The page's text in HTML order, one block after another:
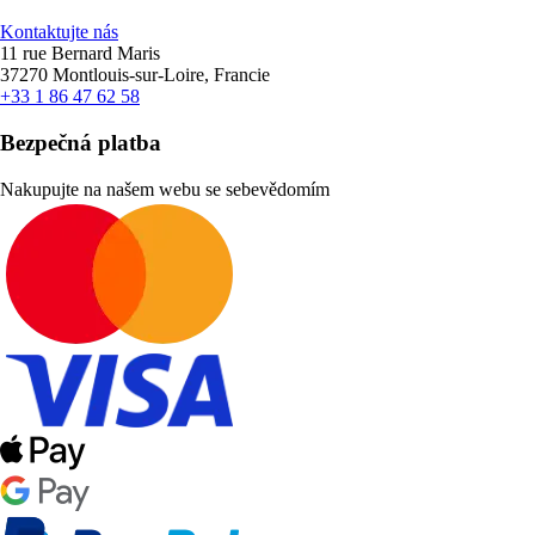
Kontaktujte nás
11 rue Bernard Maris
37270 Montlouis-sur-Loire, Francie
+33 1 86 47 62 58
Bezpečná platba
Nakupujte na našem webu se sebevědomím